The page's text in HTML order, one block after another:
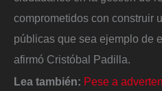
comprometidos con construir
públicas que sea ejemplo de
afirmó Cristóbal Padilla.
Lea también: Pese a